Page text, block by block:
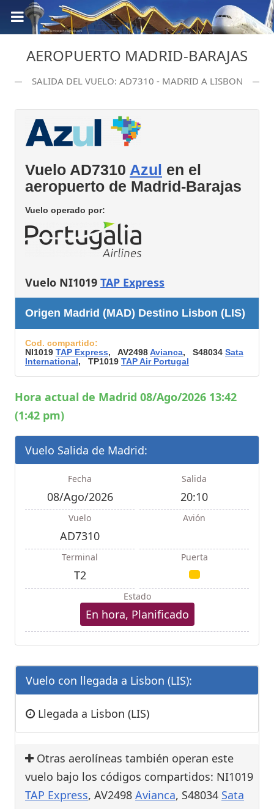
AEROPUERTO MADRID-BARAJAS
SALIDA DEL VUELO: AD7310 - MADRID A LISBON
Vuelo AD7310 Azul en el
aeropuerto de Madrid-Barajas
Vuelo operado por:
Vuelo NI1019 TAP Express
Origen Madrid (MAD) Destino Lisbon (LIS)
Cod. compartido:
NI1019 TAP Express, AV2498Avianca, S48034 Sata
International, TP1019 TAP Air Portugal
Hora actual de Madrid 08/Ago/2026 13:42
(1:42 pm)
Vuelo Salida de Madrid:
Fecha
08/Ago/2026
Salida
20:10
Vuelo
AD7310
Avión
Terminal
T2
Puerta
Estado
En hora, Planificado
Vuelo con llegada a Lisbon (LIS):
Llegada a Lisbon (LIS)
Otras aerolíneas también operan este
vuelo bajo los códigos compartidos: NI1019
TAP Express, AV2498 Avianca, S48034 Sata